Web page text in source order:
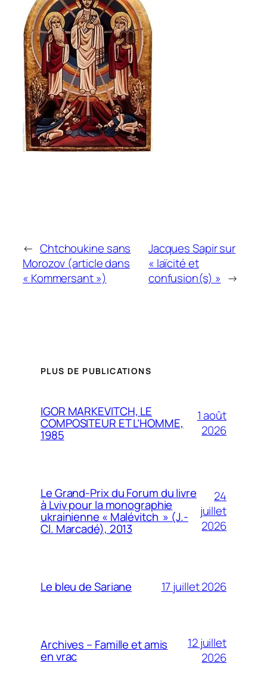
← Chtchoukine sans
Morozov (article dans
« Kommersant »)
Jacques Sapir sur
« laïcité et
confusion(s) » →
PLUS DE PUBLICATIONS
IGOR MARKEVITCH, LE
COMPOSITEUR ET L’HOMME,
1985
1 août
2026
Le Grand-Prix du Forum du livre
à Lviv pour la monographie
ukrainienne « Malévitch » (J.-
Cl. Marcadé), 2013
24
juillet
2026
Le bleu de Sariane 17 juillet 2026
Archives – Famille et amis
en vrac
12 juillet
2026